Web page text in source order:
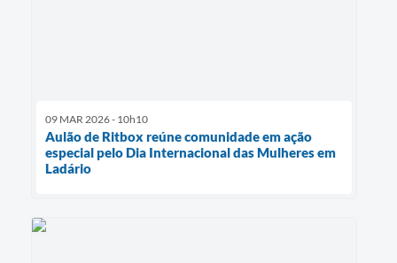
09 MAR 2026 - 10h10
Aulão de Ritbox reúne comunidade em ação
especial pelo Dia Internacional das Mulheres em
Ladário